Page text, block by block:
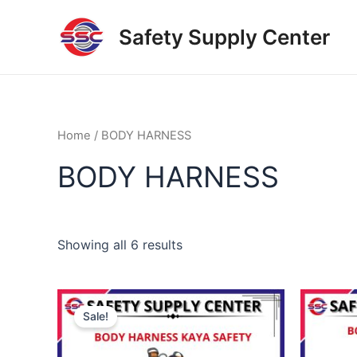
Safety Supply Center
Home / BODY HARNESS
BODY HARNESS
Showing all 6 results
Sale!
Original
price
$4,500,000.00.
Current
price
$0.00.